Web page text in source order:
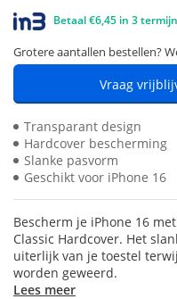
Betaal €6,45 in 3
Grotere aantallen bestellen?
Vraag
Transparant design
Hardcover bescherming
Slanke pasvorm
Geschikt voor iPhone 16
Bescherm je iPhone 16
Classic Hardcover. Het
uiterlijk van je toestel
worden geweerd.
Lees meer